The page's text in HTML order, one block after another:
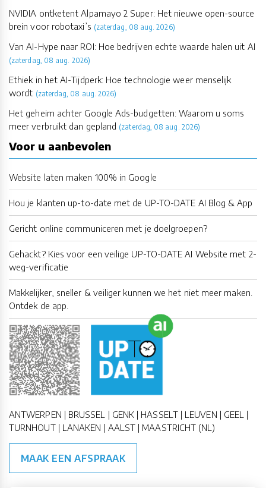
NVIDIA ontketent Alpamayo 2 Super: Het nieuwe open-source
brein voor robotaxi’s (zaterdag, 08 aug. 2026)
Van AI-Hype naar ROI: Hoe bedrijven echte waarde halen uit AI
(zaterdag, 08 aug. 2026)
Ethiek in het AI-Tijdperk: Hoe technologie weer menselijk
wordt (zaterdag, 08 aug. 2026)
Het geheim achter Google Ads-budgetten: Waarom u soms
meer verbruikt dan gepland (zaterdag, 08 aug. 2026)
Voor u aanbevolen
Website laten maken 100% in Google
Hou je klanten up-to-date met de UP-TO-DATE AI Blog & App
Gericht online communiceren met je doelgroepen?
Gehackt? Kies voor een veilige UP-TO-DATE AI Website met 2-
weg-verificatie
Makkelijker, sneller & veiliger kunnen we het niet meer maken.
Ontdek de app.
ANTWERPEN | BRUSSEL | GENK | HASSELT | LEUVEN | GEEL |
TURNHOUT | LANAKEN | AALST | MAASTRICHT (NL)
MAAK EEN AFSPRAAK